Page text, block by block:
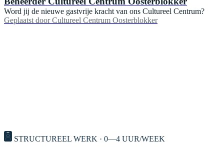
Word jij de nieuwe gastvrije kracht van ons Cultureel Centrum?
Geplaatst door Cultureel Centrum Oosterblokker
STRUCTUREEL WERK · 0—4 UUR/WEEK